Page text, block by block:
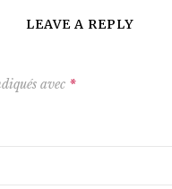
LEAVE A REPLY
avec *